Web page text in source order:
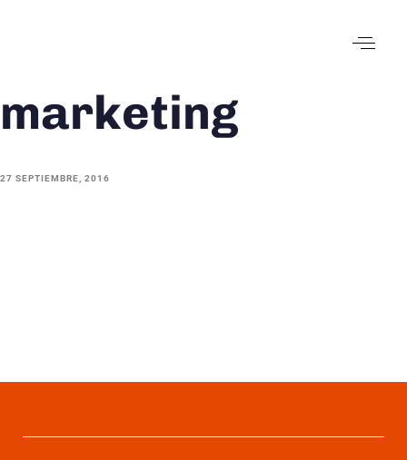
marketing
27 SEPTIEMBRE, 2016